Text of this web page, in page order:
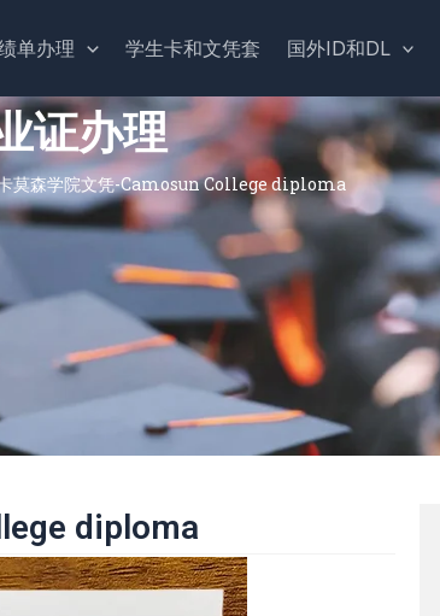
单办理 学生卡和文凭套 国外ID和DL
证办理
莫森学院文凭-Camosun College diploma
diploma